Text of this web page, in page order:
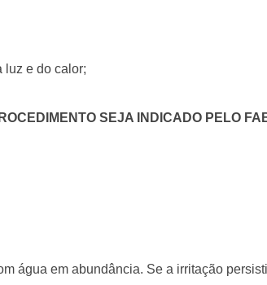
luz e do calor;
SEJA INDICADO PELO
água em abundância. Se a irritação